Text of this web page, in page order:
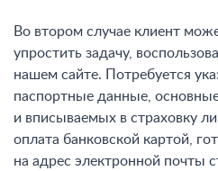
Во втором случае клиент
упростить задачу,
нашем сайте. Потребуется
паспортные данные,
и вписываемых в страховку
оплата банковской картой,
на адрес электронной почты